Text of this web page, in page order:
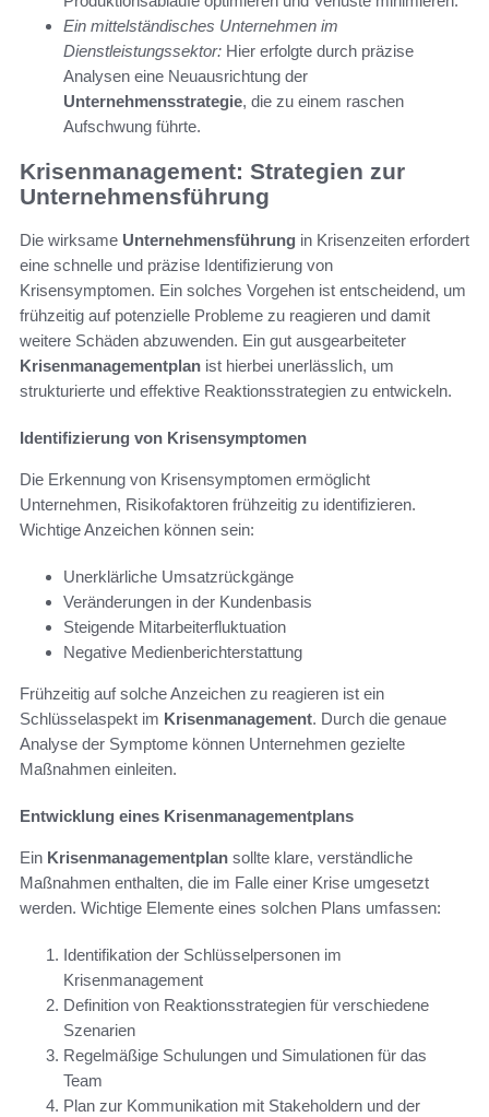
Ein mittelständisches Unternehmen im
Dienstleistungssektor: Hier erfolgte durch präzise
Analysen eine Neuausrichtung der
Unternehmensstrategie, die zu einem raschen
Aufschwung führte.
Krisenmanagement: Strategien zur
Unternehmensführung
Die wirksame Unternehmensführung in Krisenzeiten erfordert
eine schnelle und präzise Identifizierung von
Krisensymptomen. Ein solches Vorgehen ist entscheidend, um
frühzeitig auf potenzielle Probleme zu reagieren und damit
weitere Schäden abzuwenden. Ein gut ausgearbeiteter
Krisenmanagementplan ist hierbei unerlässlich, um
strukturierte und effektive Reaktionsstrategien zu entwickeln.
Identifizierung von Krisensymptomen
Die Erkennung von Krisensymptomen ermöglicht
Unternehmen, Risikofaktoren frühzeitig zu identifizieren.
Wichtige Anzeichen können sein:
Unerklärliche Umsatzrückgänge
Veränderungen in der Kundenbasis
Steigende Mitarbeiterfluktuation
Negative Medienberichterstattung
Frühzeitig auf solche Anzeichen zu reagieren ist ein
Schlüsselaspekt im Krisenmanagement. Durch die genaue
Analyse der Symptome können Unternehmen gezielte
Maßnahmen einleiten.
Entwicklung eines Krisenmanagementplans
Ein Krisenmanagementplan sollte klare, verständliche
Maßnahmen enthalten, die im Falle einer Krise umgesetzt
werden. Wichtige Elemente eines solchen Plans umfassen:
Identifikation der Schlüsselpersonen im
Krisenmanagement
Definition von Reaktionsstrategien für verschiedene
Szenarien
Regelmäßige Schulungen und Simulationen für das
Team
Plan zur Kommunikation mit Stakeholdern und der